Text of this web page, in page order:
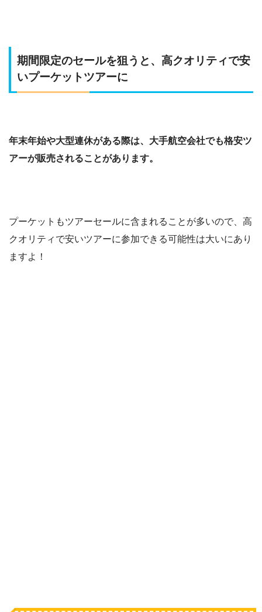
期間限定のセールを狙うと、高クオリティで安
いプーケットツアーに
年末年始や大型連休がある際は、大手航空会社でも格安ツ
アーが販売されることがあります。
プーケットもツアーセールに含まれることが多いので、高
クオリティで安いツアーに参加できる可能性は大いにあり
ますよ！